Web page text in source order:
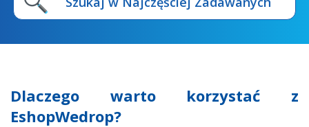
Dlaczego warto korzystać z
EshopWedrop?